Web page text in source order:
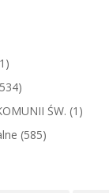
ŚW. (1)
(585)